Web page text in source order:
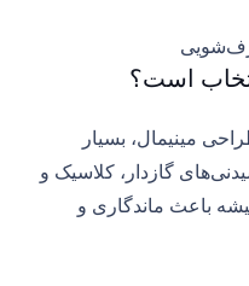
است؟
مینیمال، بسیار
گازدار، کلاسیک و
باعث ماندگاری و